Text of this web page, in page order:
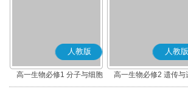
人教版
高一生物必修1 分子与细胞
人教版
高一生物必修2 遗传与